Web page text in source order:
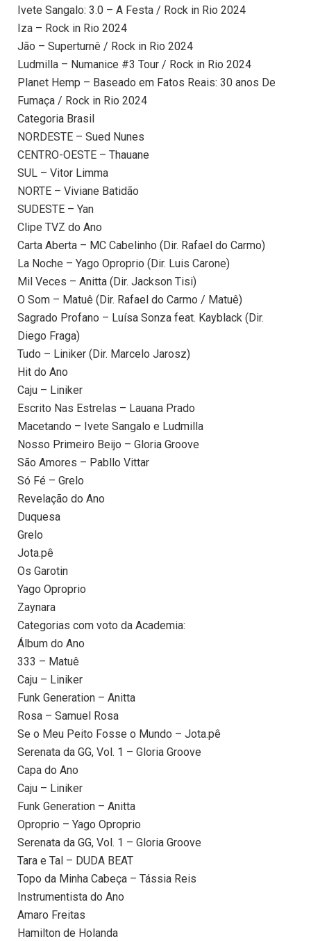
Ivete Sangalo: 3.0 – A Festa / Rock in Rio 2024
Iza – Rock in Rio 2024
Jão – Superturnê / Rock in Rio 2024
Ludmilla – Numanice #3 Tour / Rock in Rio 2024
Planet Hemp – Baseado em Fatos Reais: 30 anos De
Fumaça / Rock in Rio 2024
Categoria Brasil
NORDESTE – Sued Nunes
CENTRO-OESTE – Thauane
SUL – Vitor Limma
NORTE – Viviane Batidão
SUDESTE – Yan
Clipe TVZ do Ano
Carta Aberta – MC Cabelinho (Dir. Rafael do Carmo)
La Noche – Yago Oproprio (Dir. Luis Carone)
Mil Veces – Anitta (Dir. Jackson Tisi)
O Som – Matuê (Dir. Rafael do Carmo / Matuê)
Sagrado Profano – Luísa Sonza feat. Kayblack (Dir.
Diego Fraga)
Tudo – Liniker (Dir. Marcelo Jarosz)
Hit do Ano
Caju – Liniker
Escrito Nas Estrelas – Lauana Prado
Macetando – Ivete Sangalo e Ludmilla
Nosso Primeiro Beijo – Gloria Groove
São Amores – Pabllo Vittar
Só Fé – Grelo
Revelação do Ano
Duquesa
Grelo
Jota.pê
Os Garotin
Yago Oproprio
Zaynara
Categorias com voto da Academia:
Álbum do Ano
333 – Matuê
Caju – Liniker
Funk Generation – Anitta
Rosa – Samuel Rosa
Se o Meu Peito Fosse o Mundo – Jota.pê
Serenata da GG, Vol. 1 – Gloria Groove
Capa do Ano
Caju – Liniker
Funk Generation – Anitta
Oproprio – Yago Oproprio
Serenata da GG, Vol. 1 – Gloria Groove
Tara e Tal – DUDA BEAT
Topo da Minha Cabeça – Tássia Reis
Instrumentista do Ano
Amaro Freitas
Hamilton de Holanda